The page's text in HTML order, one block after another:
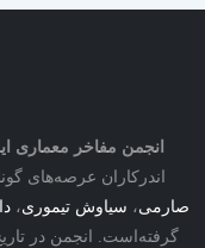
مفاخر معماری ایران
عرصه‌های گوناگون
،سیاوش تیموری،داوید